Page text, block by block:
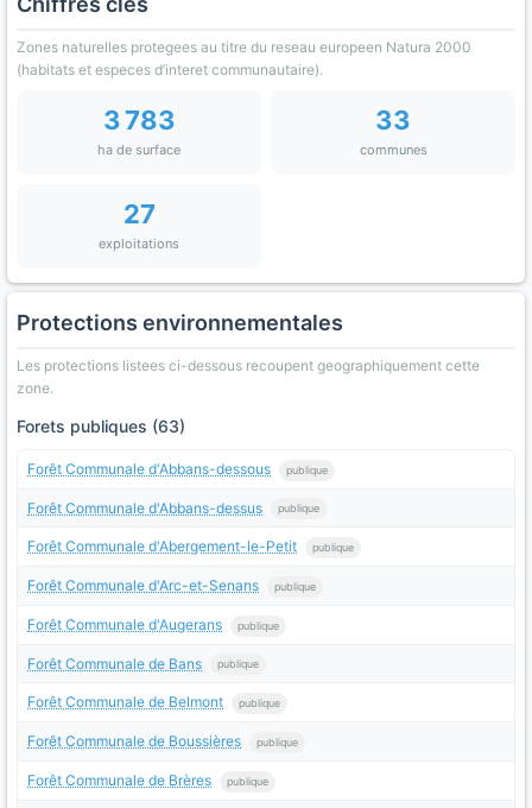
Zones naturelles protegees au titre du reseau europeen Natura 2000
(habitats et especes d’interet communautaire).
3 783
ha de surface
33
communes
27
exploitations
Protections environnementales
Les protections listees ci-dessous recoupent geographiquement cette
zone.
Forets publiques (63)
Forêt Communale d'Abbans-dessous publique
Forêt Communale d'Abbans-dessus publique
Forêt Communale d'Abergement-le-Petit publique
Forêt Communale d'Arc-et-Senans publique
Forêt Communale d'Augerans publique
Forêt Communale de Bans publique
Forêt Communale de Belmont publique
Forêt Communale de Boussières publique
Forêt Communale de Brères publique